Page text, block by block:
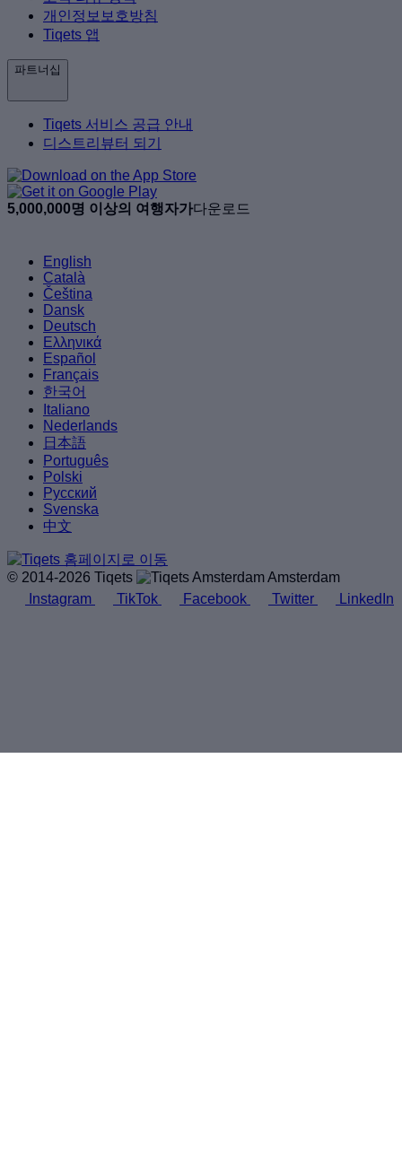
개인정보보호방침
Tiqets 앱
파트너십
Tiqets 서비스 공급 안내
디스트리뷰터 되기
5,000,000명 이상의 여행자가다운로드
English
Català
Čeština
Dansk
Deutsch
Ελληνικά
Español
Français
한국어
Italiano
Nederlands
日本語
Português
Polski
Русский
Svenska
中文
© 2014-2026 Tiqets
Amsterdam
Instagram
TikTok Facebook Twitter LinkedIn